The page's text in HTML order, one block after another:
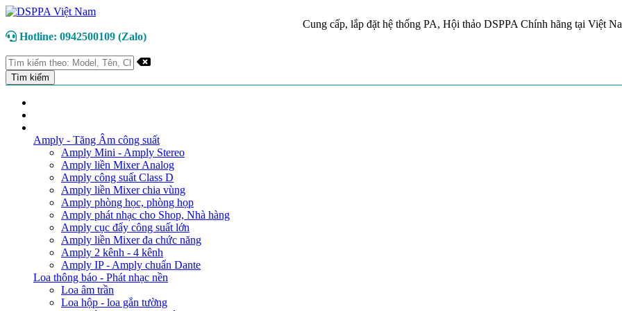
Cung cấp, lắp đặt hệ thống PA, Hội thảo DSPPA Chính hãng tại Việt
Hotline: 0942500109 (Zalo)
Amply - Tăng Âm công suất
Amply Mini - Amply Stereo
Amply liền Mixer Analog
Amply công suất Class D
Amply liền Mixer chia vùng
Amply phòng học, phòng họp
Amply phát nhạc cho Shop, Nhà hàng
Amply cục đẩy công suất lớn
Amply liền Mixer đa chức năng
Amply 2 kênh - 4 kênh
Amply IP - Amply chuẩn Dante
Loa thông báo - Phát nhạc nền
Loa âm trần
Loa hộp - loa gắn tường